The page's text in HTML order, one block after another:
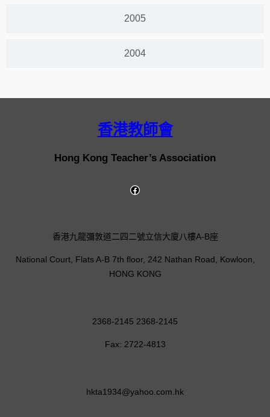
2005
2004
香港教師會
Hong Kong Teacher’s Association
香港九龍彌敦道二四二號立信大廈八樓A-B座
National Court, Flats A-B 7th floor, 242 Nathan Road, Kowloon,
HONG KONG
2368-2145 2368-2145
Fax: 2722-4813
hkta1934@yahoo.com.hk